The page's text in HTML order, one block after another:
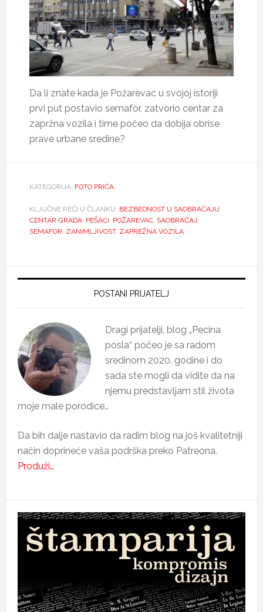
Da li znate kada je Požarevac u svojoj istoriji
prvi put postavio semafor, zatvorio centar za
zapržna vozila i time počeo da dobija obrise
prave urbane sredine?
KATEGORIJA: FOTO PRIĆA
KLJUČNE REČI U ČLANKU: BEZBEDNOST U SAOBRAĆAJU
CENTAR GRADA, PEŠACI POŽAREVAC, SAOBRAĆAJ
SEMAFOR ZANIMLJIVOST, ZAPREŽNA VOZILA
Primary
POSTANI PRIJATELJ
Dragi prijatelji, blog „Pecina
posla“ počeo je sa radom
sredinom 2020. godine i do
sada ste mogli da vidite da na
njemu predstavljam stil života
moje male porodice…
Da bih dalje nastavio da radim blog na još kvalitetniji
način doprineće vaša podrška preko Patreona.
Produži…